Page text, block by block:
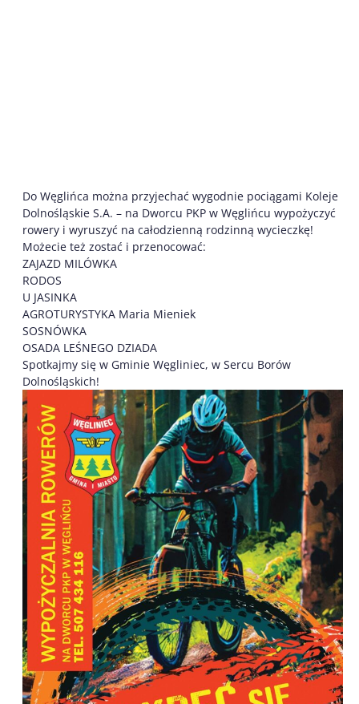
Do Węglińca można przyjechać wygodnie pociągami Koleje
Dolnośląskie S.A. – na Dworcu PKP w Węglińcu wypożyczyć
rowery i wyruszyć na całodzienną rodzinną wycieczkę!
Możecie też zostać i przenocować:
ZAJAZD MILÓWKA
RODOS
U JASINKA
AGROTURYSTYKA Maria Mieniek
SOSNÓWKA
OSADA LEŚNEGO DZIADA
Spotkajmy się w Gminie Węgliniec, w Sercu Borów
Dolnośląskich!